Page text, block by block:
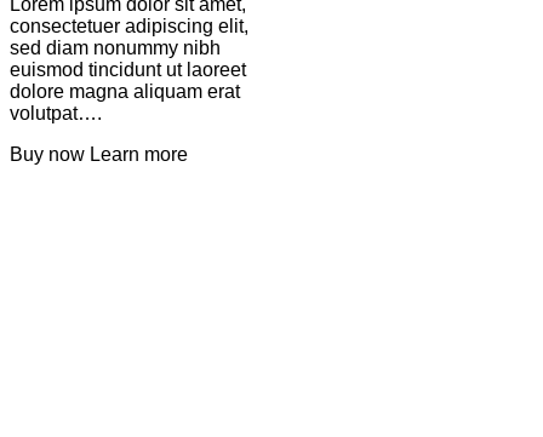
Lorem ipsum dolor sit amet,
consectetuer adipiscing elit,
sed diam nonummy nibh
euismod tincidunt ut laoreet
dolore magna aliquam erat
volutpat….
Buy now Learn more